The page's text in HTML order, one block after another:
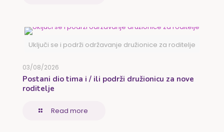
Uključi se i podrži održavanje družionice za roditelje
03/08/2026
Postani dio tima i / ili podrži družionicu za nove
roditelje
Read more